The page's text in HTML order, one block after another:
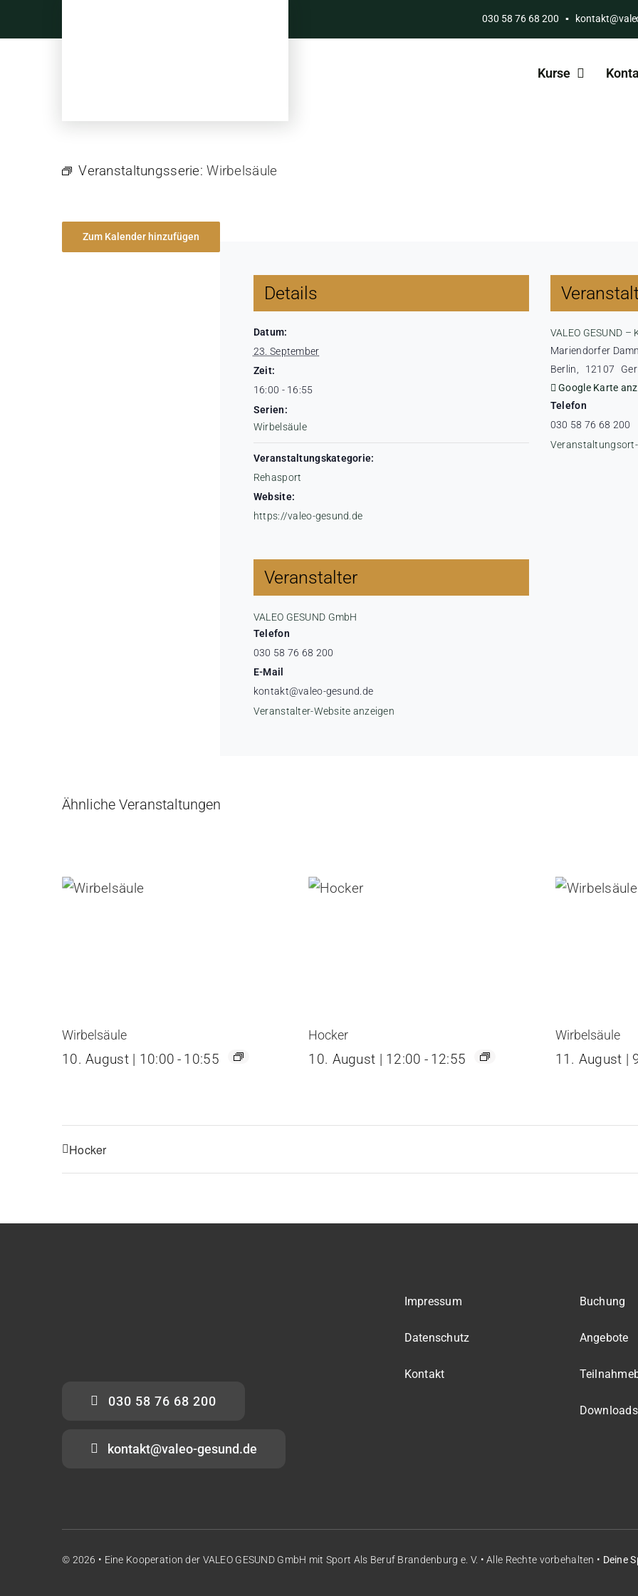
030 58 76 68 200 ▪
Kurse
Veranstaltungsserie:Wirbelsäule
Zum Kalender hinzufügen
Details
Datum:
23. September
Zeit:
16:00 - 16:55
Serien:
Wirbelsäule
Veranstaltungskategorie:
Rehasport
Website:
https://valeo-gesund.de
Veranstalter
VALEO GESUND GmbH
Telefon
030 58 76 68 200
E-Mail
kontakt@valeo-gesund.de
Veranstalter-Website anzeigen
VALEO GESUND –
Mariendorfer
Berlin
12107
Google Karte
Telefon
030 58 76 68 200
Ähnliche Veranstaltungen
Wirbelsäule
10. August | 10:00 - 10:55
Hocker
10. August | 12:00 - 12:55
Wirbelsäule
11. August |
Hocker
030 58 76 68 200
kontakt@valeo-gesund.de
Impressum
Datenschutz
Kontakt
Buchung
Angebote
Downloads
© 2026 • Eine Kooperation der VALEO GESUND GmbH mit Sport Als Beruf Brandenburg e. V. • Alle Rechte vorbehalten • Deine